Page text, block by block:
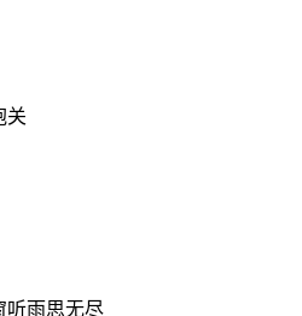
关
听雨思无尽